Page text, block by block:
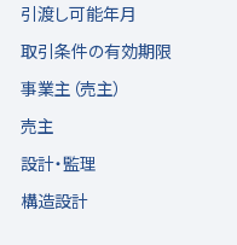
引渡し可能年月
取引条件の有効期限
事業主（売主）
売主
設計・監理
構造設計